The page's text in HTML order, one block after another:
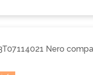
Nero